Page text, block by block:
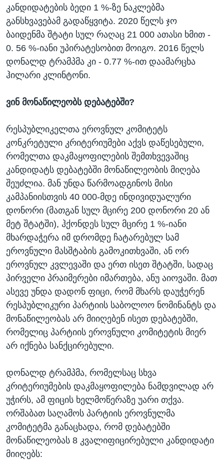
კანდიდატების ბედი 1 %-ზე ნაკლებმა
განსხვავებამ გადაწყვიტა. 2020 წელს ჯო
ბაიდენმა შტატი სულ რაღაც 21 000 ათასი ხმით -
0. 56 %-იანი უპირატესობით მოიგო. 2016 წელს
დონალდ ტრამპმა კი - 0.77 %-ით დაამარცხა
ჰილარი კლინტონი.
ვინ მონაწილეობს დებატებში?
რესპუბლიკელთა ეროვნულ კომიტეტს
კონკრეტული კრიტერიუმები აქვს დაწესებული,
რომელთა დაკმაყოფილების შემთხვევაშიც
კანდიდატს დებატებში მონაწილეობის მიღება
შეუძლია. მან უნდა წარმოადგინოს მისი
კამპანიისთვის 40 000-მდე ინდივიდუალური
დონორი (მათგან სულ მცირე 200 დონორი 20 ან
მეტ შტატში), ჰქონდეს სულ მცირე 1 %-იანი
მხარდაჭერა იმ დრომდე ჩატარებულ სამ
ეროვნული მასშტაბის გამოკითხვაში, ან ორ
ეროვნულ კვლევაში და ერთ ისეთ შტატში, სადაც
პირველი პრაიმერები იმართება, ანუ აიოვაში. მათ
ასევე უნდა დადონ ფიცი, რომ მხარს დაუჭერენ
რესპუბლიკური პარტიის საბოლოო ნომინანტს და
მონაწილეობას არ მიიღებენ ისეთ დებატებში,
რომელიც პარტიის ეროვნული კომიტეტის მიერ
არ იქნება სანქცირებული.
დონალდ ტრამპმა, რომელსაც სხვა
კრიტერიუმების დაკმაყოფილება ნამდვილად არ
უჭირს, ამ ფიცის ხელმოწერაზე უარი თქვა.
ორშაბათ საღამოს პარტიის ეროვნულმა
კომიტეტმა განაცხადა, რომ დებატებში
მონაწილეობას 8 კვალიფიცირებული კანდიდატი
მიიღებს: